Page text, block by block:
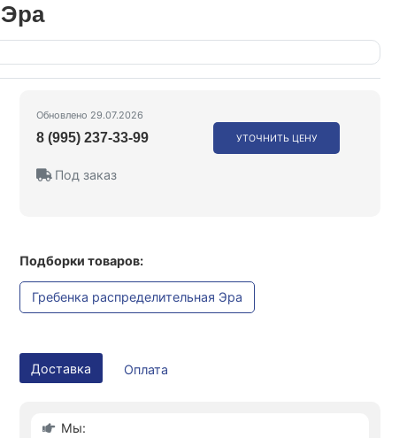
Обновлено 29.07.2026
8 (995) 237-33-99 УТОЧНИТЬ ЦЕНУ
Под заказ
Подборки товаров:
Гребенка распределительная Эра
Доставка Оплата
Мы: